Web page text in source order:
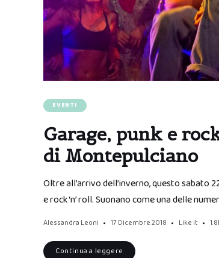
EVENTI
Garage, punk e
di Montepulciano
Oltre all’arrivo dell’inverno, questo sabato
e rock ‘n’ roll. Suonano come una delle
Alessandra Leoni 17 Dicembre 2018 Like it
Continua a leggere